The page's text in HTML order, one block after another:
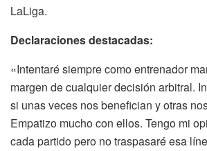
LaLiga.
Declaraciones destacadas:
«Intentaré siempre como entrenador
margen de cualquier decisión arbitral.
si unas veces nos benefician y otras
Empatizo mucho con ellos. Tengo mi
cada partido pero no traspasaré esa